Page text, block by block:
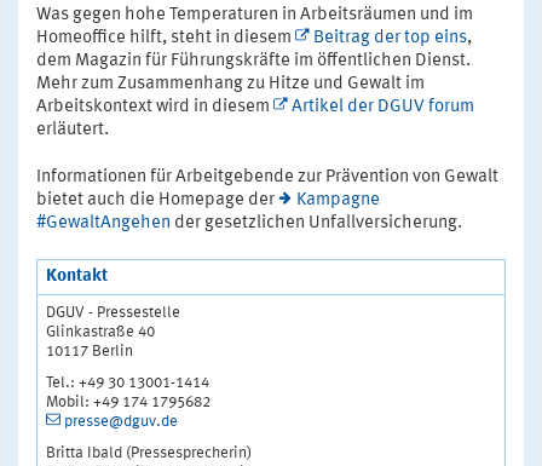
Was gegen hohe Temperaturen in Arbeitsräumen und im
Homeoffice hilft, steht in diesem
Beitrag der top eins,
dem Magazin für Führungskräfte im öffentlichen Dienst.
Mehr zum Zusammenhang zu Hitze und Gewalt im
Arbeitskontext wird in diesem
Artikel der DGUV forum
erläutert.
Informationen für Arbeitgebende zur Prävention von Gewalt
bietet auch die Homepage der
Kampagne
#GewaltAngehen der gesetzlichen Unfallversicherung.
Kontakt
DGUV - Pressestelle
Glinkastraße 40
10117 Berlin
Tel.: +49 30 13001-1414
Mobil: +49 174 1795682
presse@dguv.de
Britta Ibald (Pressesprecherin)